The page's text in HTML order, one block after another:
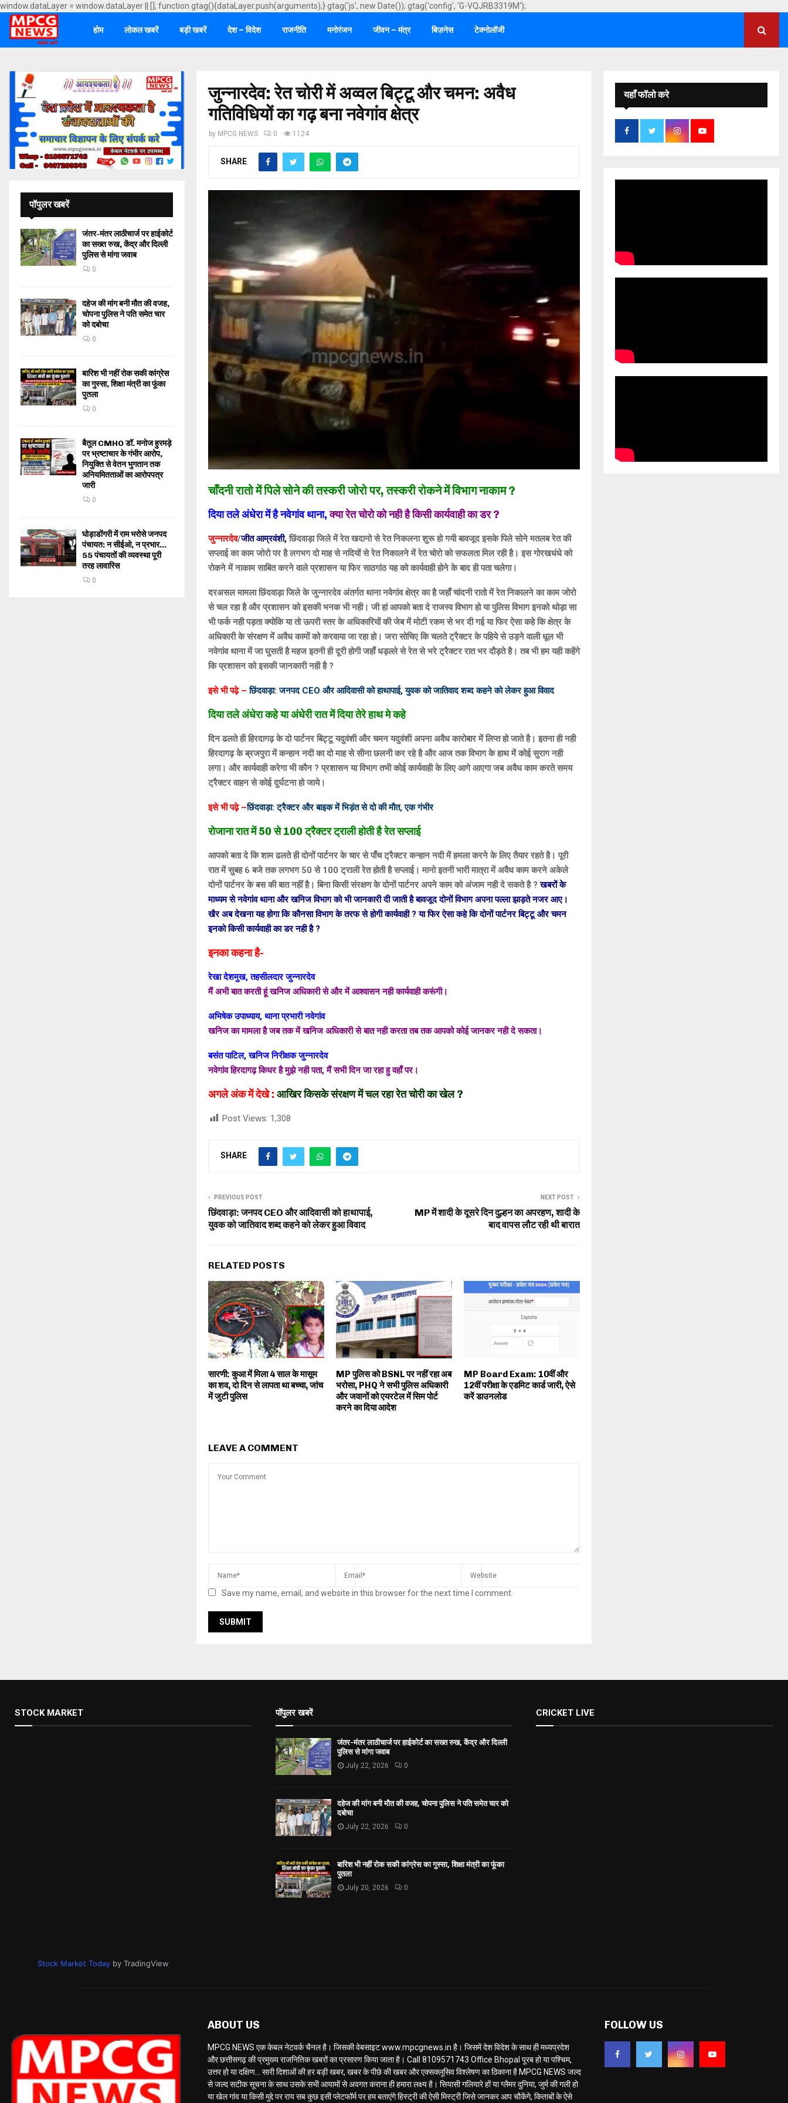
window.dataLayer = window.dataLayer || []; function gtag(){dataLayer.push(arguments);} gtag('js', new Date()); gtag('config', 'G-VQJRB3319M');
होम लोकल खबरें बड़ी खबरें देश – विदेश राजनीति मनोरंजन जीवन – मंत्र बिज़नेस टेक्नोलॉजी
जुन्नारदेव: रेत चोरी में अव्वल बिट्टू और चमन: अवैध
गतिविधियों का गढ़ बना नवेगांव क्षेत्र
by MPCG NEWS 0 1124
SHARE
चाँदनी रातो में पिले सोने की तस्करी जोरो पर, तस्करी रोकने में विभाग नाकाम ?
दिया तले अंधेरा में है नवेगांव थाना,क्या रेत चोरो को नही है किसी कार्यवाही का डर ?
जुन्नारदेव/जीत आम्रवंशी, छिंदवाड़ा जिले में रेत खदानो से रेत निकलना शुरू हो गयी बावजूद इसके पिले सोने मतलब रेत की
सप्लाई का काम जोरो पर है लगभग दो माह से नदियों से रेत निकालने में रेत चोरो को सफलता मिल रही है। इस गोरखधंधे को
रोकने में नाकाम साबित करने वाले प्रशासन या फिर साठगांठ यह को कार्यवाही होने के बाद ही पता चलेगा।
दरअसल मामला छिंदवाड़ा जिले के जुन्नारदेव अंतर्गत थाना नवेगांव क्षेत्र का है जहाँ चांदनी रातो में रेत निकालने का काम जोरो
से चल रहा है और प्रशासन को इसकी भनक भी नही। जी हां आपको बता दे राजस्व विभाग हो या पुलिस विभाग इनको थोड़ा सा
भी फर्क नही पड़ता क्योकि या तो ऊपरी स्तर के अधिकारियों की जेब में मोटी रकम से भर दी गई या फिर ऐसा कहे कि क्षेत्र के
अधिकारी के संरक्षण में अवैध कामों को करवाया जा रहा हो। जरा सोचिए कि चलते ट्रैक्टर के पहिये से उड़ने वाली धूल भी
नवेगांव थाना में जा घुसती है महज इतनी ही दूरी होगी जहाँ धड़ल्ले से रेत से भरे ट्रैक्टर रात भर दौड़ते है। तब भी हम यही कहेंगे
कि प्रशासन को इसकी जानकारी नही है ?
इसे भी पढ़े – छिंदवाड़ा: जनपद CEO और आदिवासी को हाथापाई, युवक को जातिवाद शब्द कहने को लेकर हुआ विवाद
दिया तले अंधेरा कहे या अंधेरी रात में दिया तेरे हाथ मे कहे
दिन ढलते ही हिरदागढ़ के दो पार्टनर बिट्टू यदुवंशी और चमन यदुवंशी अपना अवैध कारोबार में लिप्त हो जाते है। इतना ही नही
हिरदागढ़ के ब्रजपुरा में कन्हान नदी का दो माह से सीना छलनी कर रहे है और आज तक विभाग के हाथ में कोई सुराग नही
लगा। और कार्यवाही करेगा भी कौन ? प्रशासन या विभाग तभी कोई कार्यवाही के लिए आगे आएगा जब अवैध काम करते समय
ट्रैक्टर वाहन से कोई दुर्घटना हो जाये।
इसे भी पढ़े –छिंदवाड़ा: ट्रैक्टर और बाइक में भिड़ंत से दो की मौत, एक गंभीर
रोजाना रात में 50 से 100 ट्रैक्टर ट्राली होती है रेत सप्लाई
आपको बता दे कि शाम ढलते ही दोनों पार्टनर के चार से पाँच ट्रैक्टर कन्हान नदी में हमला करने के लिए तैयार रहते है। पूरी
रात में सुबह 6 बजे तक लगभग 50 से 100 ट्राली रेत होती है सप्लाई। मानो इतनी भारी मात्रा में अवैध काम करने अकेले
दोनों पार्टनर के बस की बात नहीं है। बिना किसी संरक्षण के दोनों पार्टनर अपने काम को अंजाम नही दे सकते है ?खबरों के
माध्यम से नवेगांव थाना और खनिज विभाग को भी जानकारी दी जाती है बावजूद दोनों विभाग अपना पल्ला झाड़ते नजर आए।
खैर अब देखना यह होगा कि कौनसा विभाग के तरफ से होगी कार्यवाही ? या फिर ऐसा कहे कि दोनों पार्टनर बिट्टू और चमन
इनको किसी कार्यवाही का डर नही है ?
इनका कहना है-
रेखा देशमुख, तहसीलदार जुन्नारदेव
मैं अभी बात करती हूं खनिज अधिकारी से और में आश्वासन नही कार्यवाही करूंगी।
अभिषेक उपाध्याय, थाना प्रभारी नवेगांव
खनिज का मामला है जब तक में खनिज अधिकारी से बात नही करता तब तक आपको कोई जानकर नही दे सकता।
बसंत पाटिल, खनिज निरीक्षक जुन्नारदेव
नवेगांव हिरदागढ़ किधर है मुझे नही पता, मैं सभी दिन जा रहा हु वहाँ पर।
अगले अंक में देखे : आखिर किसके संरक्षण में चल रहा रेत चोरी का खेल ?
Post Views: 1,308
SHARE
PREVIOUS POST
छिंदवाड़ा: जनपद CEO और आदिवासी को हाथापाई,
युवक को जातिवाद शब्द कहने को लेकर हुआ विवाद
NEXT POST
MP में शादी के दूसरे दिन दुल्हन का अपरहण, शादी के
बाद वापस लौट रही थी बारात
RELATED POSTS
सारणी: कुआ में मिला 4 साल के मासूम
का शव, दो दिन से लापता था बच्चा, जांच
में जुटी पुलिस
MP पुलिस को BSNL पर नहीं रहा अब
भरोसा, PHQ ने सभी पुलिस अधिकारी
और जवानों को एयरटेल में सिम पोर्ट
करने का दिया आदेश
MP Board Exam: 10वीं और
12वीं परीक्षा के एडमिट कार्ड जारी, ऐसे
करें डाउनलोड
LEAVE A COMMENT
Save my name, email, and website in this browser for the next time I comment.
पॉपुलर खबरें
जंतर-मंतर लाठीचार्ज पर हाईकोर्ट
का सख्त रुख, केंद्र और दिल्ली
पुलिस से मांगा जवाब
0
दहेज की मांग बनी मौत की वजह,
चोपना पुलिस ने पति समेत चार
को दबोचा
0
बारिश भी नहीं रोक सकी कांग्रेस
का गुस्सा, शिक्षा मंत्री का फूंका
पुतला
0
बैतूल CMHO डॉ. मनोज हुरमड़े
पर भ्रष्टाचार के गंभीर आरोप,
नियुक्ति से वेतन भुगतान तक
अनियमितताओं का आरोपपत्र
जारी
0
घोड़ाडोंगरी में राम भरोसे जनपद
पंचायत: न सीईओ, न प्रभार…
55 पंचायतों की व्यवस्था पूरी
तरह लावारिस
0
यहाँ फॉलो करे
STOCK MARKET
Stock Market Today by TradingView
पॉपुलर खबरें
जंतर-मंतर लाठीचार्ज पर हाईकोर्ट का सख्त रुख, केंद्र और दिल्ली
पुलिस से मांगा जवाब
July 22, 2026 0
दहेज की मांग बनी मौत की वजह, चोपना पुलिस ने पति समेत चार को
दबोचा
July 22, 2026 0
बारिश भी नहीं रोक सकी कांग्रेस का गुस्सा, शिक्षा मंत्री का फूंका
पुतला
July 20, 2026 0
CRICKET LIVE
ABOUT US
MPCG NEWS एक केबल नेटवर्क चैनल है। जिसकी वेबसाइट www.mpcgnews.in है। जिसमें देश विदेश के साथ ही मध्यप्रदेश
और छत्तीसगढ़ की प्रमुख्य राजनितिक खबरों का प्रसारण किया जाता है। Call 8109571743 Office Bhopal पूरब हो या पश्चिम,
उत्तर हो या दक्षिण... सारी दिशाओं की हर बड़ी खबर, खबर के पीछे की खबर और एक्सक्लूसिव विश्लेषण का ठिकाना है MPCG NEWS जल्द
से जल्द सटीक सूचना के साथ उसके सभी आयामों से अवगत कराना ही हमारा लक्ष्य है। सियासी गलियारे हों या ग्लैमर दुनिया, जुर्म की गली हो
या खेल गांव या किसी मुद्दे पर राय सब कुछ इसी प्लेटफॉर्म पर हम बताएंगे हिस्ट्री की ऐसी मिस्ट्री जिसे जानकर आप चौकेंगे, किताबों के ऐसे
FOLLOW US